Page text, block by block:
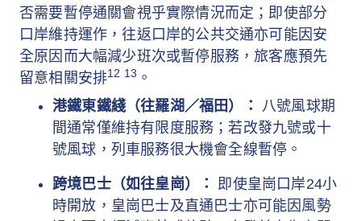
否需要暫停通關會視乎實際情況而定；即使部分
口岸維持運作，往返口岸的公共交通亦可能因安
全原因而大幅減少班次或暫停服務，旅客應預先
留意相關安排12 13 。
港鐵東鐵綫（往羅湖／福田）：
八號風球期
間通常僅維持有限度服務；若改發九號或十
號風球，列車服務很大機會全線暫停。
跨境巴士（如往皇崗）：
即使皇崗口岸24小
時開放，皇崗巴士及直通巴士亦可能因風勢